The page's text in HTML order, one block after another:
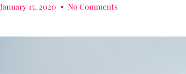
January 15, 2020 No Comments